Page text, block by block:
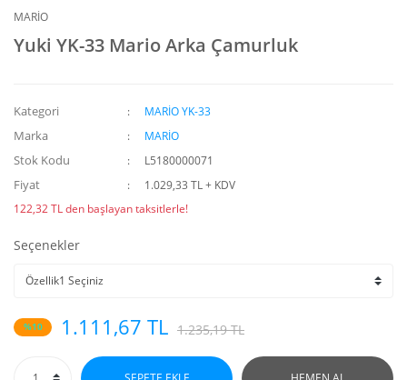
MARİO
Yuki YK-33 Mario Arka Çamurluk
Kategori MARİO YK-33
Marka MARİO
Stok Kodu L5180000071
Fiyat
1.029,33 TL + KDV
122,32 TL den başlayan taksitlerle!
Seçenekler
%10 1.111,67 TL 1.235,19 TL